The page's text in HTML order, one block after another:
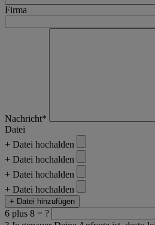
Firma
Nachricht*
Datei
+ Datei hochalden
+ Datei hochalden
+ Datei hochalden
+ Datei hochalden
+ Datei hinzufügen
6 plus 8 = ?